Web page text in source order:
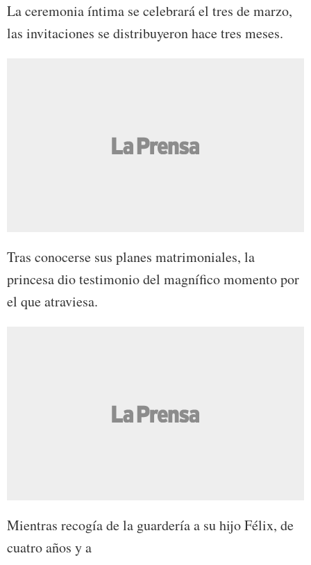
La ceremonia íntima se celebrará el tres de marzo,
las invitaciones se distribuyeron hace tres meses.
Tras conocerse sus planes matrimoniales, la
princesa dio testimonio del magnífico momento por
el que atraviesa.
Mientras recogía de la guardería a su hijo Félix, de
cuatro años y a